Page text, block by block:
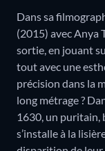
Dans sa
(2015) avec Anya
sortie, en jouant
tout avec une
précision dans la
long métrage ?
1630, un puritain,
s’installe à la